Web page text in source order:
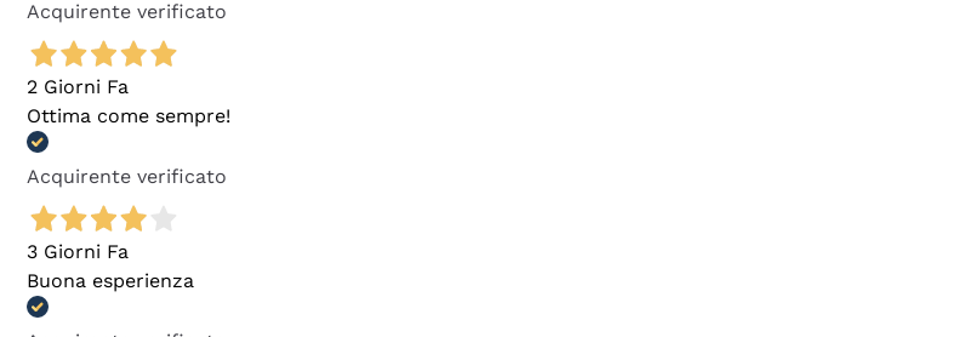
Acquirente verificato
2 Giorni Fa
Ottima come sempre!
Acquirente verificato
3 Giorni Fa
Buona esperienza